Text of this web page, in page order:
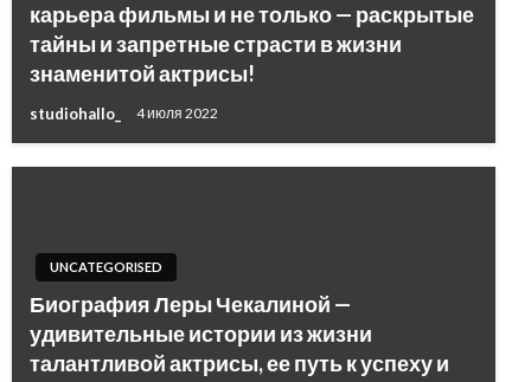
карьера фильмы и не только — раскрытые
тайны и запретные страсти в жизни
знаменитой актрисы!
studiohallo_ 4 июля 2022
UNCATEGORISED
Биография Леры Чекалиной —
удивительные истории из жизни
талантливой актрисы, ее путь к успеху и